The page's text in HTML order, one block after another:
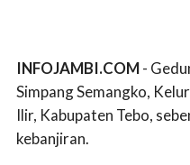
INFOJAMBI.COM-
Simpang Semangko,
Ilir, Kabupaten Tebo,
kebanjiran.